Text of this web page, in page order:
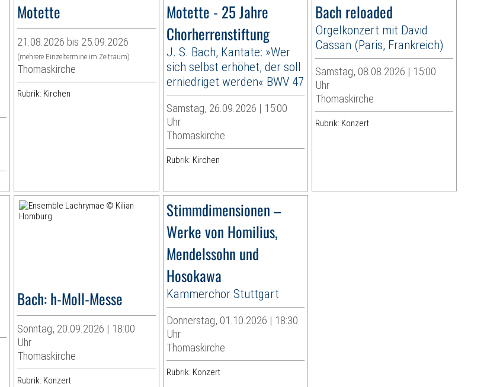
Motette
21.08.2026 bis 25.09.2026
(mehrere Einzeltermine im Zeitraum)
Thomaskirche
Rubrik: Kirchen
Motette - 25 Jahre
Chorherrenstiftung
J. S. Bach, Kantate: »Wer
sich selbst erhöhet, der soll
erniedriget werden« BWV 47
Samstag, 26.09.2026 | 15:00
Uhr
Thomaskirche
Rubrik: Kirchen
Bach reloaded
Orgelkonzert mit David
Cassan (Paris, Frankreich)
Samstag, 08.08.2026 | 15:00
Uhr
Thomaskirche
Rubrik: Konzert
Bach: h-Moll-Messe
Sonntag, 20.09.2026 | 18:00
Uhr
Thomaskirche
Rubrik: Konzert
Stimmdimensionen –
Werke von Homilius,
Mendelssohn und
Hosokawa
Kammerchor Stuttgart
Donnerstag, 01.10.2026 | 18:30
Uhr
Thomaskirche
Rubrik: Konzert